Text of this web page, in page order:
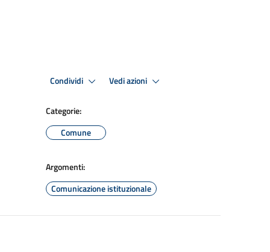
Condividi Vedi azioni
Categorie:
Comune
Argomenti:
Comunicazione istituzionale